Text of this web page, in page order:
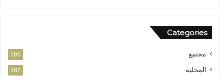
Categories
مجتمع 586
المحلية 487